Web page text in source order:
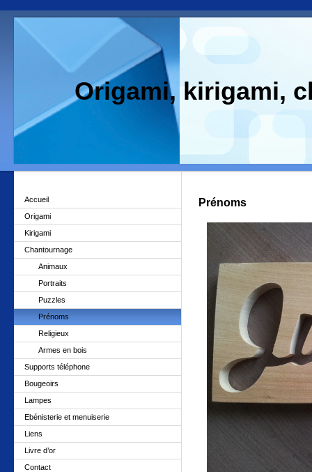
Origami, kirigami,
Accueil
Origami
Kirigami
Chantournage
Animaux
Portraits
Puzzles
Prénoms
Religieux
Armes en bois
Supports téléphone
Bougeoirs
Lampes
Ebénisterie et menuiserie
Liens
Livre d’or
Contact
Prénoms